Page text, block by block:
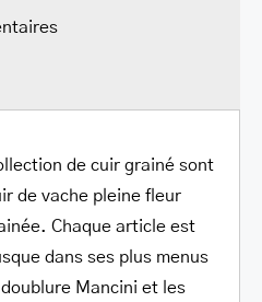
de cuir grainé sont
de vache pleine fleur
Chaque article est
dans ses plus menus
Mancini et les